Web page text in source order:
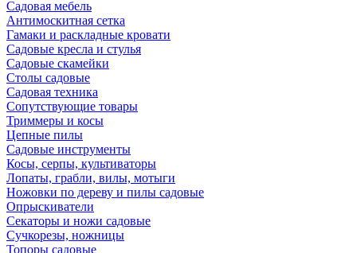
Садовая мебель
Антимоскитная сетка
Гамаки и раскладные кровати
Садовые кресла и стулья
Садовые скамейки
Столы садовые
Садовая техника
Сопутствующие товары
Триммеры и косы
Цепные пилы
Садовые инструменты
Косы, серпы, культиваторы
Лопаты, грабли, вилы, мотыги
Ножовки по дереву и пилы садовые
Опрыскиватели
Секаторы и ножи садовые
Сучкорезы, ножницы
Топоры садовые